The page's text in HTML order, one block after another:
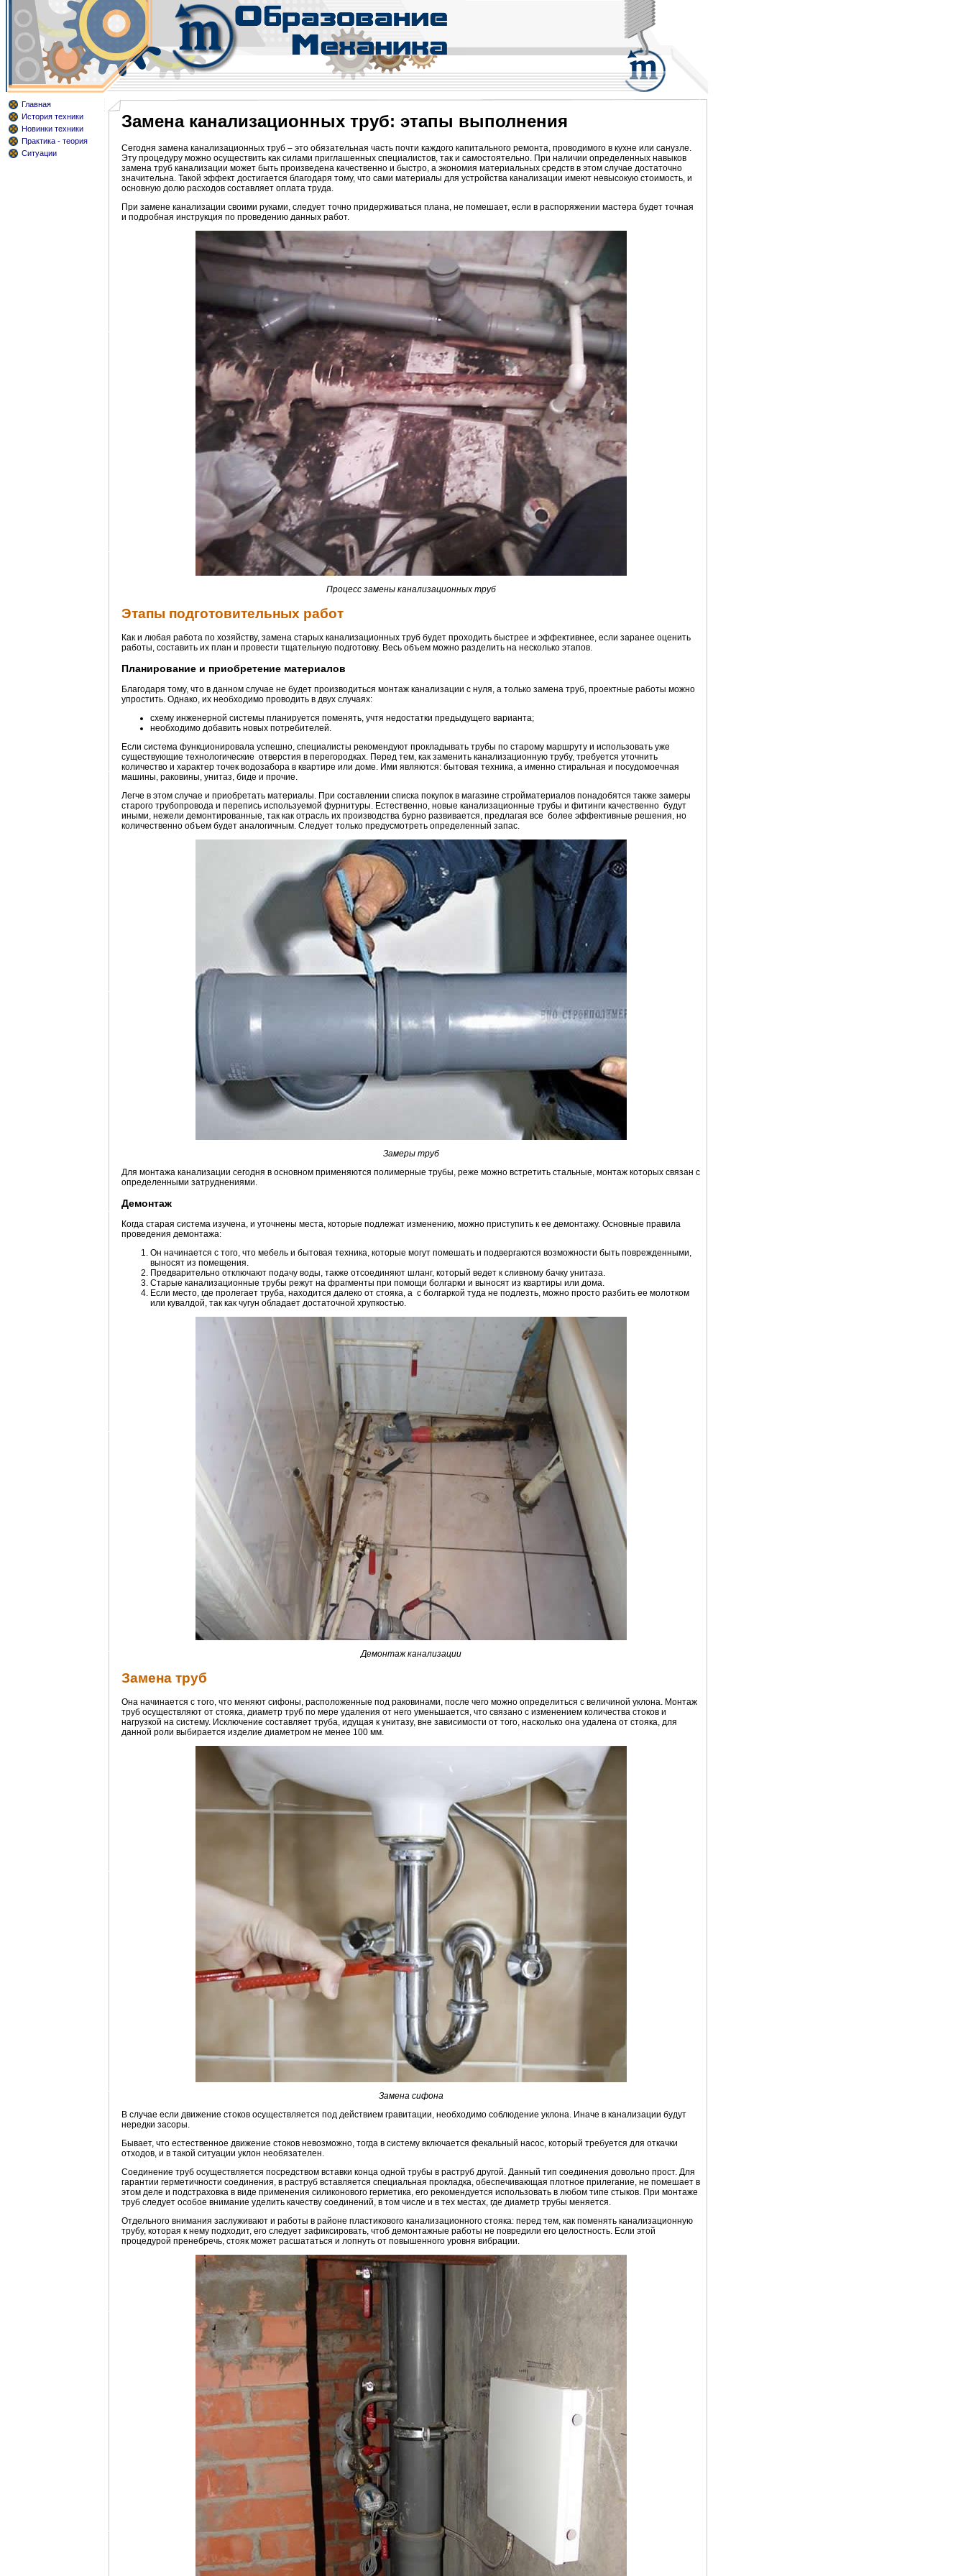
Главная
История техники
Новинки техники
Практика - теория
Ситуации
Замена канализационных труб: этапы выполнения
Сегодня замена канализационных труб – это обязательная часть почти каждого капитального ремонта, проводимого в кухне или санузле.
Эту процедуру можно осуществить как силами приглашенных специалистов, так и самостоятельно. При наличии определенных навыков
замена труб канализации может быть произведена качественно и быстро, а экономия материальных средств в этом случае достаточно
значительна. Такой эффект достигается благодаря тому, что сами материалы для устройства канализации имеют невысокую стоимость, и
основную долю расходов составляет оплата труда.
При замене канализации своими руками, следует точно придерживаться плана, не помешает, если в распоряжении мастера будет точная
и подробная инструкция по проведению данных работ.
Процесс замены канализационных труб
Этапы подготовительных работ
Как и любая работа по хозяйству, замена старых канализационных труб будет проходить быстрее и эффективнее, если заранее оценить
работы, составить их план и провести тщательную подготовку. Весь объем можно разделить на несколько этапов.
Планирование и приобретение материалов
Благодаря тому, что в данном случае не будет производиться монтаж канализации с нуля, а только замена труб, проектные работы можно
упростить. Однако, их необходимо проводить в двух случаях:
схему инженерной системы планируется поменять, учтя недостатки предыдущего варианта;
необходимо добавить новых потребителей.
Если система функционировала успешно, специалисты рекомендуют прокладывать трубы по старому маршруту и использовать уже
существующие технологические отверстия в перегородках. Перед тем, как заменить канализационную трубу, требуется уточнить
количество и характер точек водозабора в квартире или доме. Ими являются: бытовая техника, а именно стиральная и посудомоечная
машины, раковины, унитаз, биде и прочие.
Легче в этом случае и приобретать материалы. При составлении списка покупок в магазине стройматериалов понадобятся также замеры
старого трубопровода и перепись используемой фурнитуры. Естественно, новые канализационные трубы и фитинги качественно будут
иными, нежели демонтированные, так как отрасль их производства бурно развивается, предлагая все более эффективные решения, но
количественно объем будет аналогичным. Следует только предусмотреть определенный запас.
Замеры труб
Для монтажа канализации сегодня в основном применяются полимерные трубы, реже можно встретить стальные, монтаж которых связан с
определенными затруднениями.
Демонтаж
Когда старая система изучена, и уточнены места, которые подлежат изменению, можно приступить к ее демонтажу. Основные правила
проведения демонтажа:
Он начинается с того, что мебель и бытовая техника, которые могут помешать и подвергаются возможности быть поврежденными,
выносят из помещения.
Предварительно отключают подачу воды, также отсоединяют шланг, который ведет к сливному бачку унитаза.
Старые канализационные трубы режут на фрагменты при помощи болгарки и выносят из квартиры или дома.
Если место, где пролегает труба, находится далеко от стояка, а с болгаркой туда не подлезть, можно просто разбить ее молотком
или кувалдой, так как чугун обладает достаточной хрупкостью.
Демонтаж канализации
Замена труб
Она начинается с того, что меняют сифоны, расположенные под раковинами, после чего можно определиться с величиной уклона. Монтаж
труб осуществляют от стояка, диаметр труб по мере удаления от него уменьшается, что связано с изменением количества стоков и
нагрузкой на систему. Исключение составляет труба, идущая к унитазу, вне зависимости от того, насколько она удалена от стояка, для
данной роли выбирается изделие диаметром не менее 100 мм.
Замена сифона
В случае если движение стоков осуществляется под действием гравитации, необходимо соблюдение уклона. Иначе в канализации будут
нередки засоры.
Бывает, что естественное движение стоков невозможно, тогда в систему включается фекальный насос, который требуется для откачки
отходов, и в такой ситуации уклон необязателен.
Соединение труб осуществляется посредством вставки конца одной трубы в раструб другой. Данный тип соединения довольно прост. Для
гарантии герметичности соединения, в раструб вставляется специальная прокладка, обеспечивающая плотное прилегание, не помешает в
этом деле и подстраховка в виде применения силиконового герметика, его рекомендуется использовать в любом типе стыков. При монтаже
труб следует особое внимание уделить качеству соединений, в том числе и в тех местах, где диаметр трубы меняется.
Отдельного внимания заслуживают и работы в районе пластикового канализационного стояка: перед тем, как поменять канализационную
трубу, которая к нему подходит, его следует зафиксировать, чтоб демонтажные работы не повредили его целостность. Если этой
процедурой пренебречь, стояк может расшататься и лопнуть от повышенного уровня вибрации.